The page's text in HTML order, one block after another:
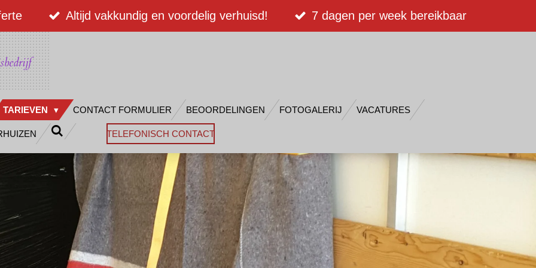
Altijd vakkundig en voordelig verhuisd! 7 dagen per week bereikbaar
TARIEVEN CONTACT FORMULIER BEOORDELINGEN FOTOGALERIJ VACATURES
TELEFONISCH CONTACT